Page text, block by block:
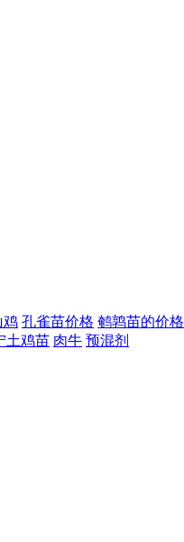
鸡 孔雀苗价格 鹌鹑苗的价格
土鸡苗 肉牛 预混剂